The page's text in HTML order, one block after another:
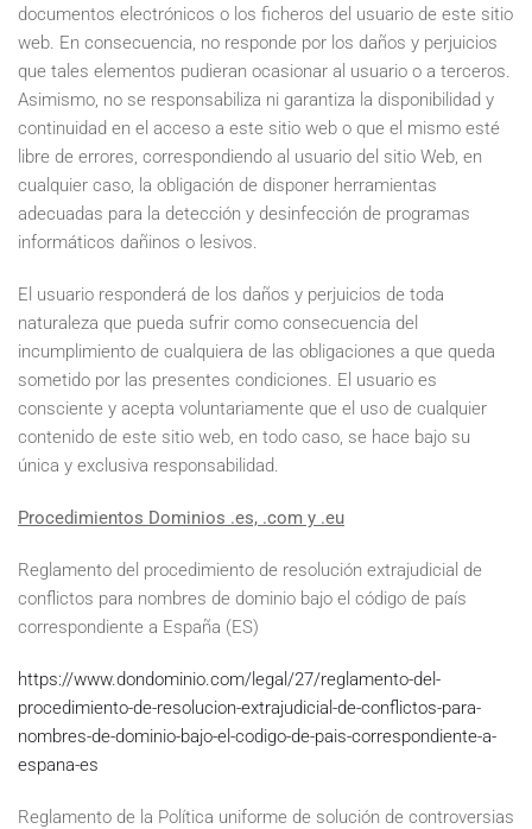
documentos electrónicos o los ficheros del usuario de este sitio
web. En consecuencia, no responde por los daños y perjuicios
que tales elementos pudieran ocasionar al usuario o a terceros.
Asimismo, no se responsabiliza ni garantiza la disponibilidad y
continuidad en el acceso a este sitio web o que el mismo esté
libre de errores, correspondiendo al usuario del sitio Web, en
cualquier caso, la obligación de disponer herramientas
adecuadas para la detección y desinfección de programas
informáticos dañinos o lesivos.
El usuario responderá de los daños y perjuicios de toda
naturaleza que pueda sufrir como consecuencia del
incumplimiento de cualquiera de las obligaciones a que queda
sometido por las presentes condiciones. El usuario es
consciente y acepta voluntariamente que el uso de cualquier
contenido de este sitio web, en todo caso, se hace bajo su
única y exclusiva responsabilidad.
Procedimientos Dominios .es, .com y .eu
Reglamento del procedimiento de resolución extrajudicial de
conflictos para nombres de dominio bajo el código de país
correspondiente a España (ES)
https://www.dondominio.com/legal/27/reglamento-del-
procedimiento-de-resolucion-extrajudicial-de-conflictos-para-
nombres-de-dominio-bajo-el-codigo-de-pais-correspondiente-a-
espana-es
Reglamento de la Política uniforme de solución de controversias